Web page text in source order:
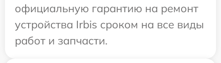
официальную гарантию на ремонт
устройства Irbis сроком на все виды
работ и запчасти.